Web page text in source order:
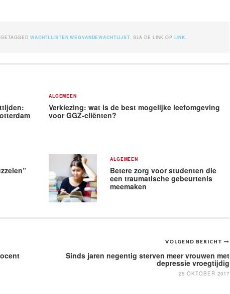
GETAGGED WACHTLIJSTEN ,WEGVANDEWACHTLIJST . SLA DE LINK OP LINK
ALGEMEEN
Verkiezing: wat is de best mogelijke leefomgeving
voor GGZ-cliënten?
ALGEMEEN
Betere zorg voor studenten die
een traumatische gebeurtenis
meemaken
VOLGEND BERICHT
Sinds jaren negentig sterven meer vrouwen met
depressie vroegtijdig
25 OKTOBER 2017